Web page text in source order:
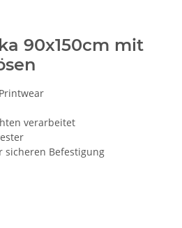
90x150cm mit
verarbeitet
sicheren Befestigung